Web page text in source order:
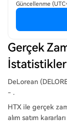
Güncellenme
Gerçek
DeLorean
- .
HTX ile gerçek
alım satım